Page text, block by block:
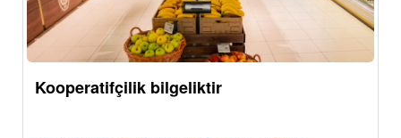
Kooperatifçilik bilgeliktir